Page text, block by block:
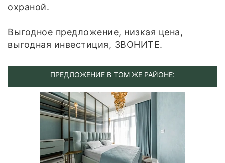
охраной.
Выгодное предложение, низкая цена,
выгодная инвестиция, ЗВОНИТЕ.
ПРЕДЛОЖЕНИЕ В ТОМ ЖЕ РАЙОНЕ: